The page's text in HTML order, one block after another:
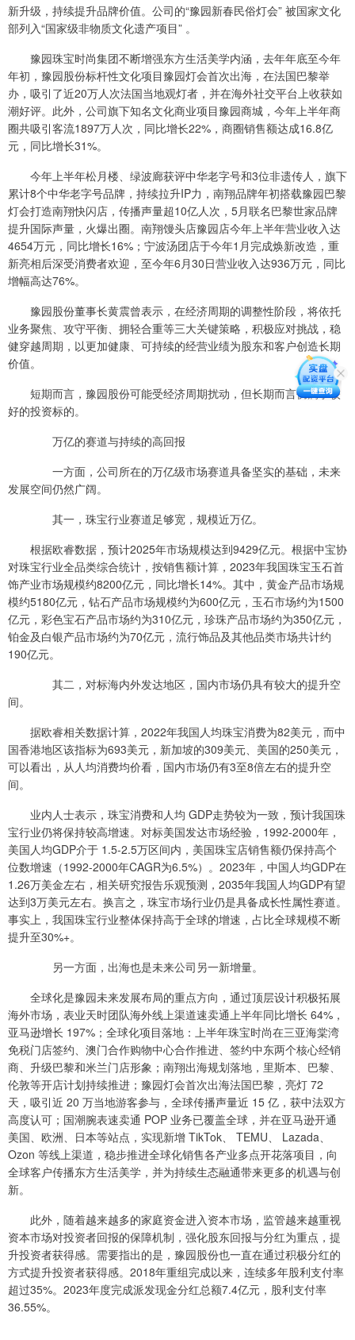
新升级，持续提升品牌价值。公司的“豫园新春民俗灯会” 被国家文化
部列入“国家级非物质文化遗产项目” 。
豫园珠宝时尚集团不断增强东方生活美学内涵，去年年底至今年
年初，豫园股份标杆性文化项目豫园灯会首次出海，在法国巴黎举
办，吸引了近20万人次法国当地观灯者，并在海外社交平台上收获如
潮好评。此外，公司旗下知名文化商业项目豫园商城，今年上半年商
圈共吸引客流1897万人次，同比增长22%，商圈销售额达成16.8亿
元，同比增长31%。
今年上半年松月楼、绿波廊获评中华老字号和3位非遗传人，旗下
累计8个中华老字号品牌，持续拉升IP力，南翔品牌年初搭载豫园巴黎
灯会打造南翔快闪店，传播声量超10亿人次，5月联名巴黎世家品牌
提升国际声量，火爆出圈。南翔馒头店豫园店今年上半年营业收入达
4654万元，同比增长16%；宁波汤团店于今年1月完成焕新改造，重
新亮相后深受消费者欢迎，至今年6月30日营业收入达936万元，同比
增幅高达76%。
豫园股份董事长黄震曾表示，在经济周期的调整性阶段，将依托
业务聚焦、攻守平衡、拥轻合重等三大关键策略，积极应对挑战，稳
健穿越周期，以更加健康、可持续的经营业绩为股东和客户创造长期
价值。
短期而言，豫园股份可能受经济周期扰动，但长期而言仍属于较
好的投资标的。
万亿的赛道与持续的高回报
一方面，公司所在的万亿级市场赛道具备坚实的基础，未来
发展空间仍然广阔。
其一，珠宝行业赛道足够宽，规模近万亿。
根据欧睿数据，预计2025年市场规模达到9429亿元。根据中宝协
对珠宝行业全品类综合统计，按销售额计算，2023年我国珠宝玉石首
饰产业市场规模约8200亿元，同比增长14%。其中，黄金产品市场规
模约5180亿元，钻石产品市场规模约为600亿元，玉石市场约为1500
亿元，彩色宝石产品市场约为310亿元，珍珠产品市场约为350亿元，
铂金及白银产品市场约为70亿元，流行饰品及其他品类市场共计约
190亿元。
其二，对标海内外发达地区，国内市场仍具有较大的提升空
间。
据欧睿相关数据计算，2022年我国人均珠宝消费为82美元，而中
国香港地区该指标为693美元，新加坡的309美元、美国的250美元，
可以看出，从人均消费均价看，国内市场仍有3至8倍左右的提升空
间。
业内人士表示，珠宝消费和人均 GDP走势较为一致，预计我国珠
宝行业仍将保持较高增速。对标美国发达市场经验，1992-2000年，
美国人均GDP介于 1.5-2.5万区间内，美国珠宝店销售额仍保持高个
位数增速（1992-2000年CAGR为6.5%）。2023年，中国人均GDP在
1.26万美金左右，相关研究报告乐观预测，2035年我国人均GDP有望
达到3万美元左右。换言之，珠宝市场行业仍是具备成长性属性赛道。
事实上，我国珠宝行业整体保持高于全球的增速，占比全球规模不断
提升至30%+。
另一方面，出海也是未来公司另一新增量。
全球化是豫园未来发展布局的重点方向，通过顶层设计积极拓展
海外市场，表业天时团队海外线上渠道速卖通上半年同比增长 64%，
亚马逊增长 197%；全球化项目落地：上半年珠宝时尚在三亚海棠湾
免税门店签约、澳门合作购物中心合作推进、签约中东两个核心经销
商、升级巴黎和米兰门店形象；南翔出海规划落地，里斯本、巴黎、
伦敦等开店计划持续推进；豫园灯会首次出海法国巴黎，亮灯 72
天，吸引近 20 万当地游客参与，全球传播声量近 15 亿，获中法双方
高度认可；国潮腕表速卖通 POP 业务已覆盖全球，并在亚马逊开通
美国、欧洲、日本等站点，实现新增 TikTok、 TEMU、 Lazada、
Ozon 等线上渠道，稳步推进全球化销售各产业多点开花落项目，向
全球客户传播东方生活美学，并为持续生态融通带来更多的机遇与创
新。
此外，随着越来越多的家庭资金进入资本市场，监管越来越重视
资本市场对投资者回报的保障机制，强化股东回报与分红为重点，提
升投资者获得感。需要指出的是，豫园股份也一直在通过积极分红的
方式提升投资者获得感。2018年重组完成以来，连续多年股利支付率
超过35%。2023年度完成派发现金分红总额7.4亿元，股利支付率
36.55%。